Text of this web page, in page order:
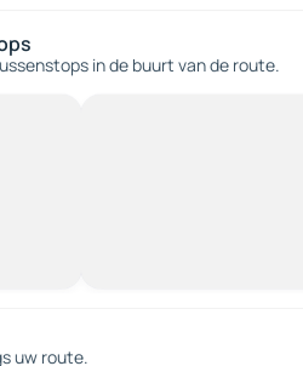
in de buurt van de route.
uw route.